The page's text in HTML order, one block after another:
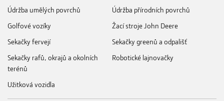
Údržba umělých povrchů
Údržba přírodních povrchů
Golfové vozíky
Žací stroje John Deere
Sekačky fervejí
Sekačky greenů a odpališť
Sekačky rafů, okrajů a okolních
terénů
Robotické lajnovačky
Užitková vozidla